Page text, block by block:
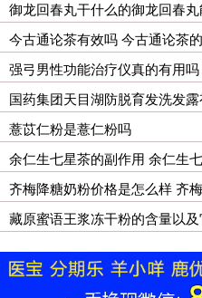
御龙回春丸干什么的御龙回春
今古通论茶有效吗 今古通论茶
强弓男性功能治疗仪真的有用
法
国药集团天目湖防脱育发洗发
发洗发露怎么用
薏苡仁粉是薏仁粉吗
余仁生七星茶的副作用 余仁生
齐梅降糖奶粉价格是怎么样 齐
藏原蜜语王浆冻干粉的含量以